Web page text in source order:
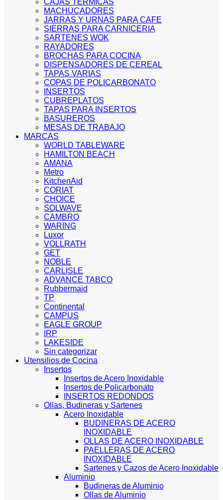
CAJAS TERMICAS
MACHUCADORES
JARRAS Y URNAS PARA CAFE
SIERRAS PARA CARNICERIA
SARTENES WOK
RAYADORES
BROCHAS PARA COCINA
DISPENSADORES DE CEREAL
TAPAS VARIAS
COPAS DE POLICARBONATO
INSERTOS
CUBREPLATOS
TAPAS PARA INSERTOS
BASUREROS
MESAS DE TRABAJO
MARCAS
WORLD TABLEWARE
HAMILTON BEACH
AMANA
Metro
KitchenAid
CORIAT
CHOICE
SOLWAVE
CAMBRO
WARING
Luxor
VOLLRATH
GET
NOBLE
CARLISLE
ADVANCE TABCO
Rubbermaid
TP
Continental
CAMPUS
EAGLE GROUP
IRP
LAKESIDE
Sin categorizar
Utensilios de Cocina
Insertos
Insertos de Acero Inoxidable
Insertos de Policarbonato
INSERTOS REDONDOS
Ollas, Budineras y Sartenes
Acero Inoxidable
BUDINERAS DE ACERO
INOXIDABLE
OLLAS DE ACERO INOXIDABLE
PAELLERAS DE ACERO
INOXIDABLE
Sartenes y Cazos de Acero Inoxidable
Aluminio
Budineras de Aluminio
Ollas de Aluminio